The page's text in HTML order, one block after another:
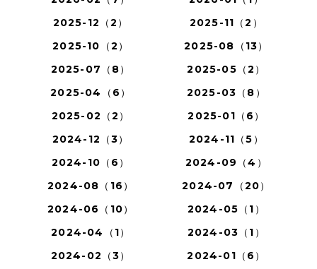
2025-12（2）
2025-11（2）
2025-10（2）
2025-08（13）
2025-07（8）
2025-05（2）
2025-04（6）
2025-03（8）
2025-02（2）
2025-01（6）
2024-12（3）
2024-11（5）
2024-10（6）
2024-09（4）
2024-08（16）
2024-07（20）
2024-06（10）
2024-05（1）
2024-04（1）
2024-03（1）
2024-02（3）
2024-01（6）